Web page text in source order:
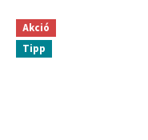
Akció
Tipp